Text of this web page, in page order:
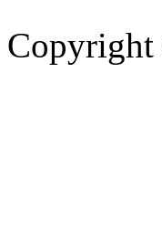
Copyright